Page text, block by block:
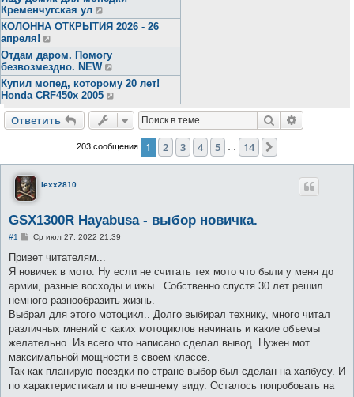
Кременчугская ул
КОЛОННА ОТКРЫТИЯ 2026 - 26
апреля!
Отдам даром. Помогу
безвозмездно. NEW
Купил мопед, которому 20 лет!
Honda CRF450x 2005
Ответить Поиск
203 сообщения 1 2 3 4 5 14
lexx2810
GSX1300R Hayabusa - выбор новичка.
#1
С
о
щ
е
и
е
Ср июл 27, 2022 21:39
Привет читателям...
Я новичек в мото. Ну если не считать тех мото что были у меня до
армии, разные восходы и ижы...Собственно спустя 30 лет решил
немного разнообразить жизнь.
Выбрал для этого мотоцикл.. Долго выбирал технику, много читал
различных мнений с каких мотоциклов начинать и какие объемы
желательно. Из всего что написано сделал вывод. Нужен мот
максимальной мощности в своем классе.
Так как планирую поездки по стране выбор был сделан на хаябусу. И
по характеристикам и по внешнему виду. Осталось попробовать на